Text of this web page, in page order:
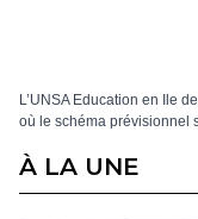
L’UNSA Education en Ile
où le schéma prévisionnel
À LA UNE